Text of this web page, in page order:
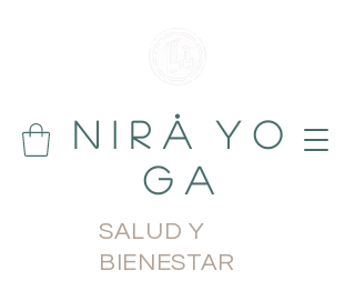
N i r å Y o
g a
SALUD Y
BIENESTAR